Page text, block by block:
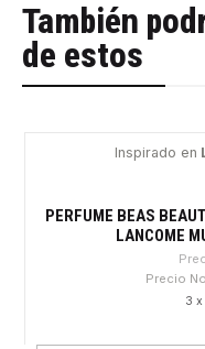
También
de estos
Inspirado en
PERFUME BEAS
LANCOME
Precio
3